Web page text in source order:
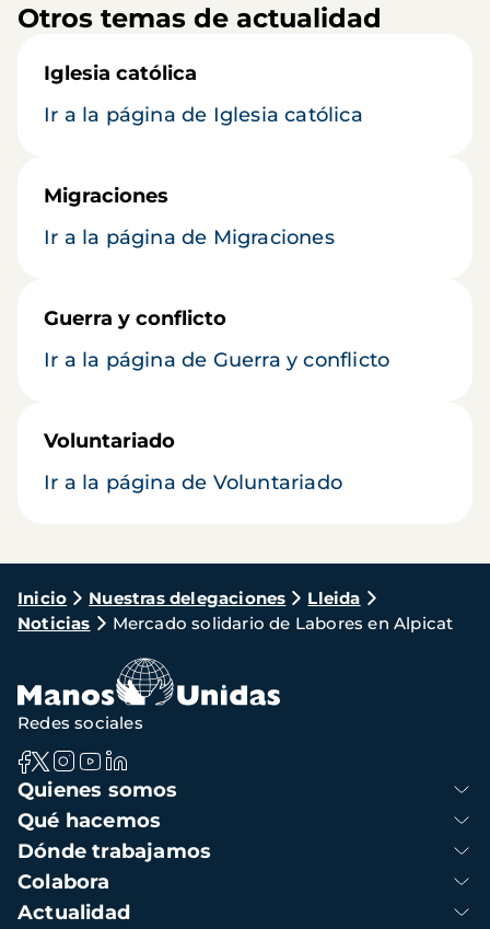
Otros temas de actualidad
Iglesia católica
Ir a la página de Iglesia católica
Migraciones
Ir a la página de Migraciones
Guerra y conflicto
Ir a la página de Guerra y conflicto
Voluntariado
Ir a la página de Voluntariado
Ruta
de
navegación
Inicio Nuestras delegaciones
Lleida
Noticias
Mercado solidario de Labores en Alpicat
Navegación
principal
Quienes somos
Qué hacemos
Dónde trabajamos
Colabora
Actualidad
Redes sociales